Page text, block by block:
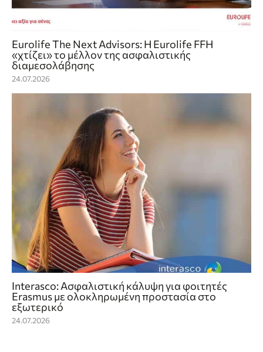
Eurolife The Next Advisors: Η Eurolife FFH
«χτίζει» το μέλλον της ασφαλιστικής
διαμεσολάβησης
24.07.2026
Interasco: Ασφαλιστική κάλυψη για φοιτητές
Erasmus με ολοκληρωμένη προστασία στο
εξωτερικό
24.07.2026